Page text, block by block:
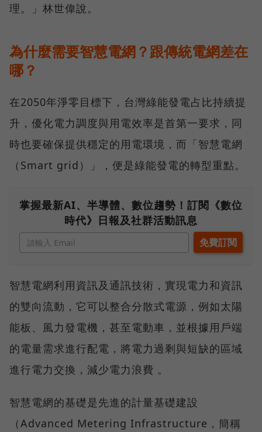
理。」林世偉說。
為什麼需要智慧電網？跟傳統電網差在
哪？
在2050年淨零目標下，台灣綠能發電占比持續提
升，優化電力調度與用電效率是首第一要求，同
時也要確保提供穩定的用電環境，而「智慧電網
（Smart grid）」，便是綠能發電的轉型重點。
掌握最新AI、半導體、數位趨勢！訂閱《數位
時代》日報及社群活動訊息
智慧電網利用資訊及通訊技術，實現電力和資訊
的雙向流動，它可以整合分散式電源，例如太陽
能板、風力發電機，甚至電動車，並根據用戶端
的電量需求進行配電，將電力過剩與短缺的區域
進行電力交換，減少電力浪費 。
智慧電網的基礎是先進的計量基礎建設
（Advanced Metering Infrastructure，簡稱